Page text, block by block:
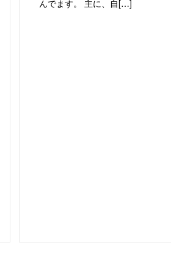
んでます。 主に、自[…]